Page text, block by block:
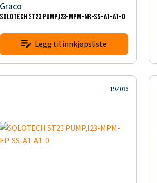
Graco
SOLOTECH ST23 PUMP,I23-MPM-NR-SS-A1-A1-0
Legg til innkjøpsliste
19Z036